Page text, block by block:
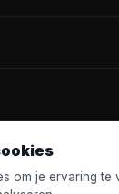
Coon
om je ervaring te